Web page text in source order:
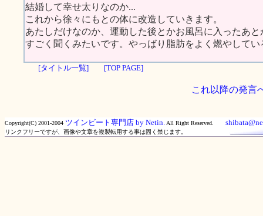
結婚して幸せ太りなのか...
これから徐々にもとの体に改造していきます。
あたしだけなのか、運動した後とかお風呂に入ったあと
すごく聞くみたいです。やっばり脂肪をよく燃やしてい
[タイトル一覧] [TOP PAGE]
これ以降の発言
Copyright(C) 2001-2004 ツインビート専門店 by Netin. All Right Reserved.
リンクフリーですが、画像や文章を複製転用する事は固く禁じます。